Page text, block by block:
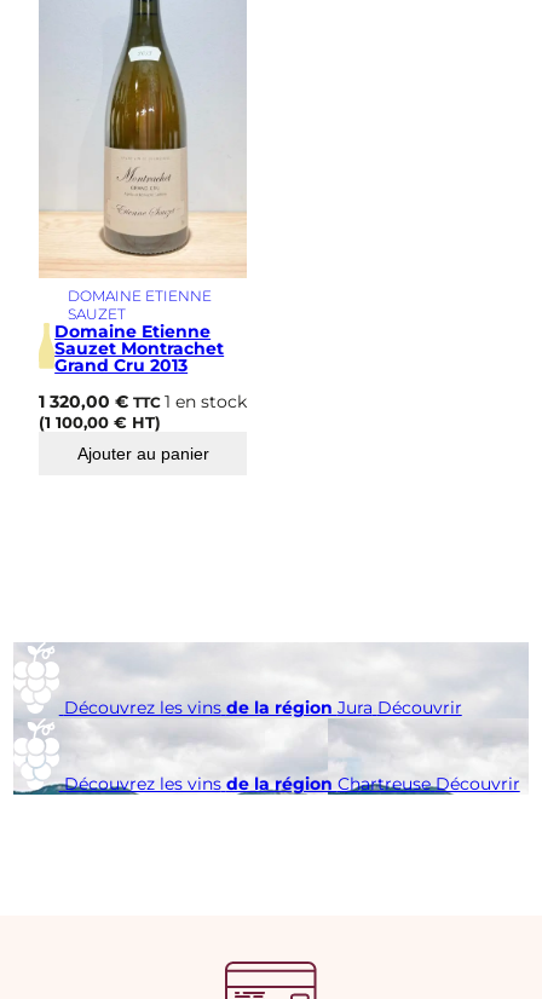
DOMAINE ETIENNE
SAUZET
Domaine Etienne
Sauzet Montrachet
Grand Cru 2013
1 320,00€ TTC
(1 100,00€ HT)
1 en stock
Ajouter au panier
Découvrez les vins de la région Jura Découvrir
Découvrez les vins de la région Chartreuse Découvrir